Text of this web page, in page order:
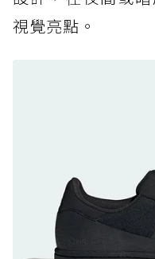
防水鞋推薦 7.
黃靴同級頂級防
防水鞋推薦
GORE-TEX：氮
全天候越野跑鞋
視覺亮點。